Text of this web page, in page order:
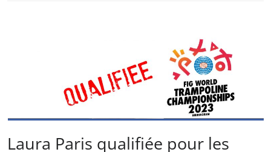
Laura Paris qualifiée pour les